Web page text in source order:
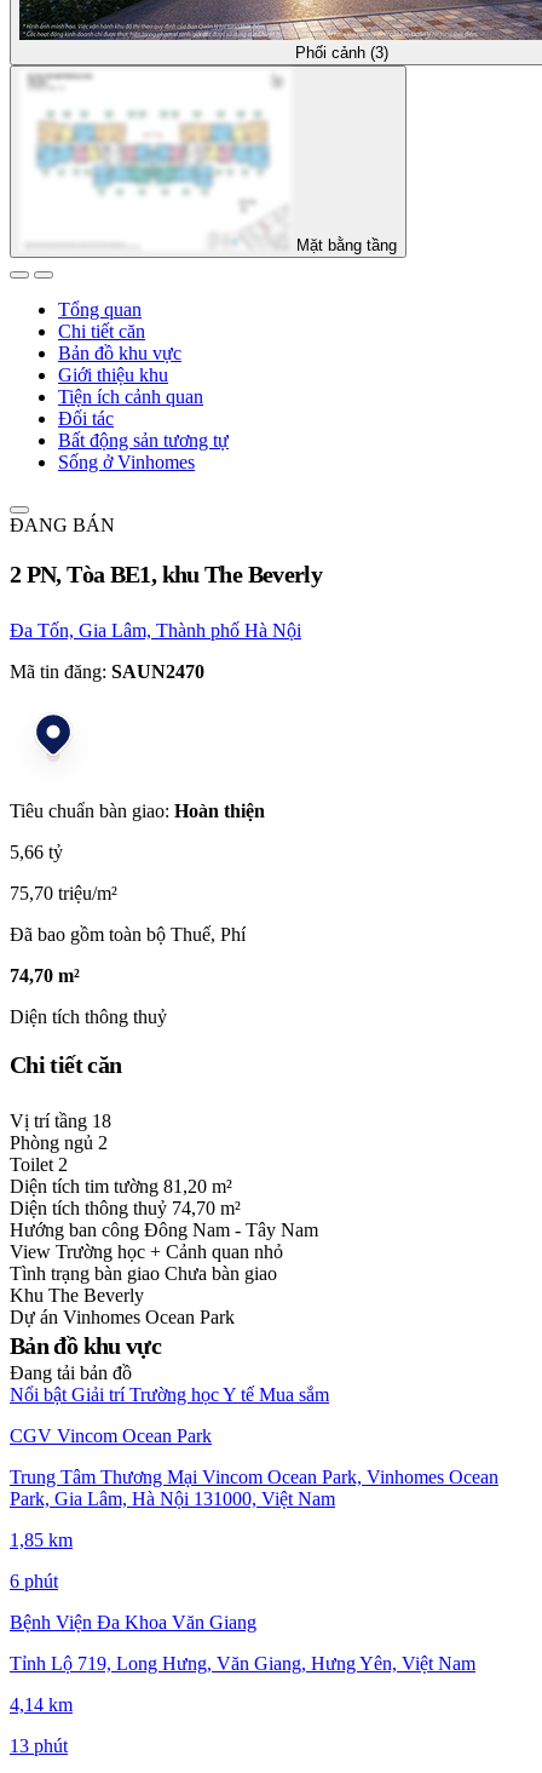
Phối cảnh (3)
Mặt bằng tầng
Tổng quan
Chi tiết căn
Bản đồ khu vực
Giới thiệu khu
Tiện ích cảnh quan
Đối tác
Bất động sản tương tự
Sống ở Vinhomes
ĐANG BÁN
2 PN, Tòa BE1, khu The Beverly
Đa Tốn, Gia Lâm, Thành phố Hà Nội
Mã tin đăng: SAUN2470
Tiêu chuẩn bàn giao: Hoàn thiện
5,66 tỷ
75,70 triệu/m²
Đã bao gồm toàn bộ Thuế, Phí
74,70 m²
Diện tích thông thuỷ
Chi tiết căn
Vị trí tầng 18
Phòng ngủ 2
Toilet 2
Diện tích tim tường 81,20 m²
Diện tích thông thuỷ 74,70 m²
Hướng ban công Đông Nam - Tây Nam
View Trường học + Cảnh quan nhỏ
Tình trạng bàn giao Chưa bàn giao
Khu The Beverly
Dự án Vinhomes Ocean Park
Bản đồ khu vực
Đang tải bản đồ
Nổi bật Giải trí Trường họcY tế Mua sắm
CGV Vincom Ocean Park
Trung Tâm Thương Mại Vincom Ocean Park, Vinhomes Ocean
Park, Gia Lâm, Hà Nội 131000, Việt Nam
1,85 km
6 phút
Bệnh Viện Đa Khoa Văn Giang
Tỉnh Lộ 719, Long Hưng, Văn Giang, Hưng Yên, Việt Nam
4,14 km
13 phút